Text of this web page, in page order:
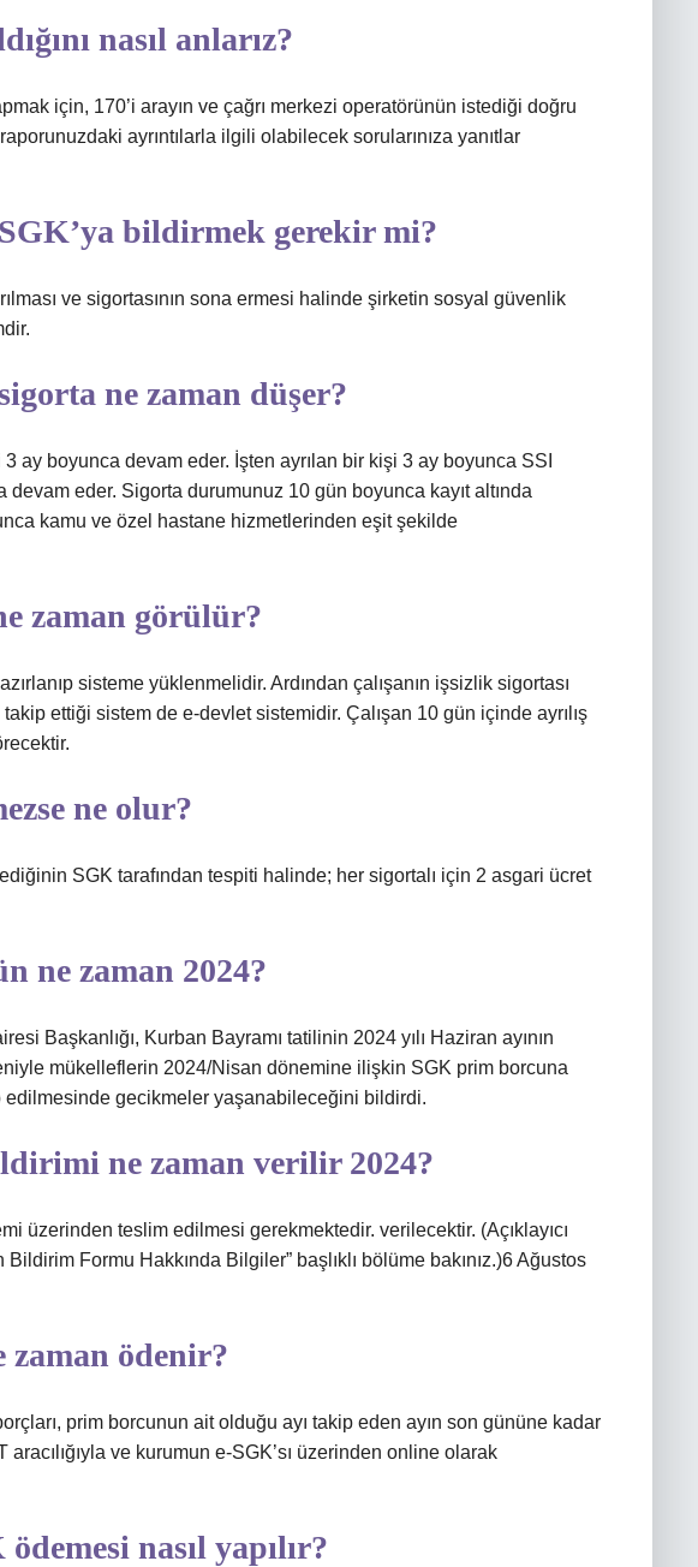
nasıl anlarız?
için, 170’i arayın ve çağrı merkezi operatörünün istediği doğru
ayrıntılarla ilgili olabilecek sorularınıza yanıtlar
bildirmek gerekir mi?
ve sigortasının sona ermesi halinde şirketin sosyal güvenlik
ne zaman düşer?
ay boyunca devam eder. İşten ayrılan bir kişi 3 ay boyunca SSI
devam eder. Sigorta durumunuz 10 gün boyunca kayıt altında
kamu ve özel hastane hizmetlerinden eşit şekilde
zaman görülür?
sisteme yüklenmelidir. Ardından çalışanın işsizlik sigortası
takip ettiği sistem de e-devlet sistemidir. Çalışan 10 gün içinde ayrılış
ne olur?
SGK tarafından tespiti halinde; her sigortalı için 2 asgari ücret
ne zaman 2024?
Başkanlığı, Kurban Bayramı tatilinin 2024 yılı Haziran ayının
mükelleflerin 2024/Nisan dönemine ilişkin SGK prim borcuna
gecikmeler yaşanabileceğini bildirdi.
ne zaman verilir 2024?
üzerinden teslim edilmesi gerekmektedir. verilecektir. (Açıklayıcı
Formu Hakkında Bilgiler” başlıklı bölüme bakınız.)6 Ağustos
ödenir?
prim borcunun ait olduğu ayı takip eden ayın son gününe kadar
ve kurumun e-SGK’sı üzerinden online olarak
nasıl yapılır?